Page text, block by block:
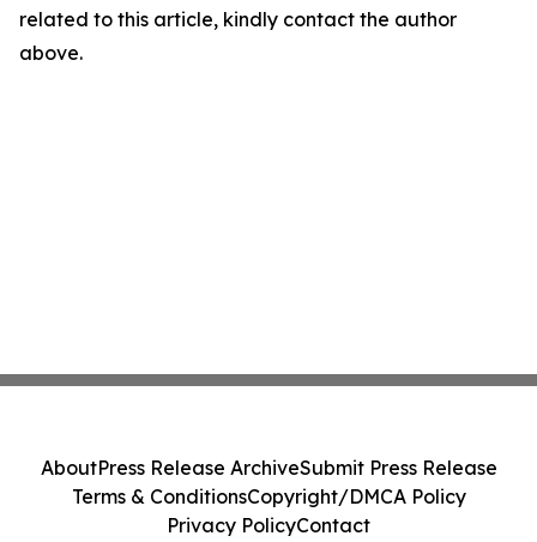
related to this article, kindly contact the author
above.
AboutPress Release ArchiveSubmit Press Release
Terms & ConditionsCopyright/DMCA Policy
Privacy PolicyContact